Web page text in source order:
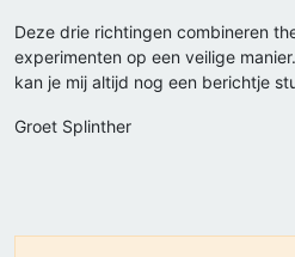
Deze drie richtingen combineren
experimenten op een veilige
kan je mij altijd nog een berichtje
Groet Splinther